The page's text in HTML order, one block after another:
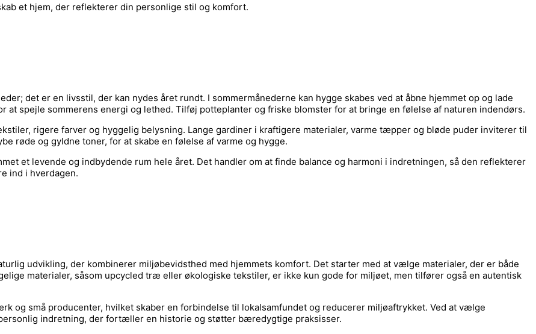
et hjem, der reflekterer din personlige stil og komfort.
det er en livsstil, der kan nydes året rundt. I sommermånederne kan hygge skabes ved at åbne hjemmet op og lade
spejle sommerens energi og lethed. Tilføj potteplanter og friske blomster for at bringe en følelse af naturen indendørs.
rigere farver og hyggelig belysning. Lange gardiner i kraftigere materialer, varme tæpper og bløde puder inviterer til
røde og gyldne toner, for at skabe en følelse af varme og hygge.
et levende og indbydende rum hele året. Det handler om at finde balance og harmoni i indretningen, så den reflekterer
ind i hverdagen.
udvikling, der kombinerer miljøbevidsthed med hjemmets komfort. Det starter med at vælge materialer, der er både
materialer, såsom upcycled træ eller økologiske tekstiler, er ikke kun gode for miljøet, men tilfører også en autentisk
og små producenter, hvilket skaber en forbindelse til lokalsamfundet og reducerer miljøaftrykket. Ved at vælge
indretning, der fortæller en historie og støtter bæredygtige praksisser.